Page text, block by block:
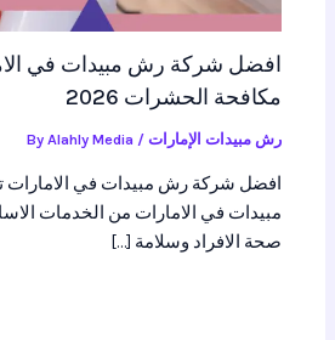
افضل شركة رش مبيدات في
مكافحة الحشرات 2026
رش مبيدات الإمارات / By
Alahly Media
افضل شركة رش مبيدات في
مبيدات في الامارات من الخدمات
صحة الافراد وسلامة […]